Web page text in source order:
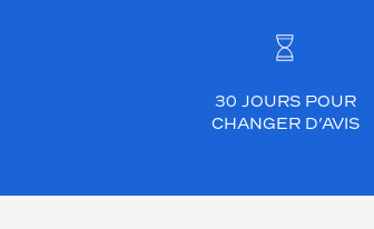
30 JOURS POUR
CHANGER D’AVIS